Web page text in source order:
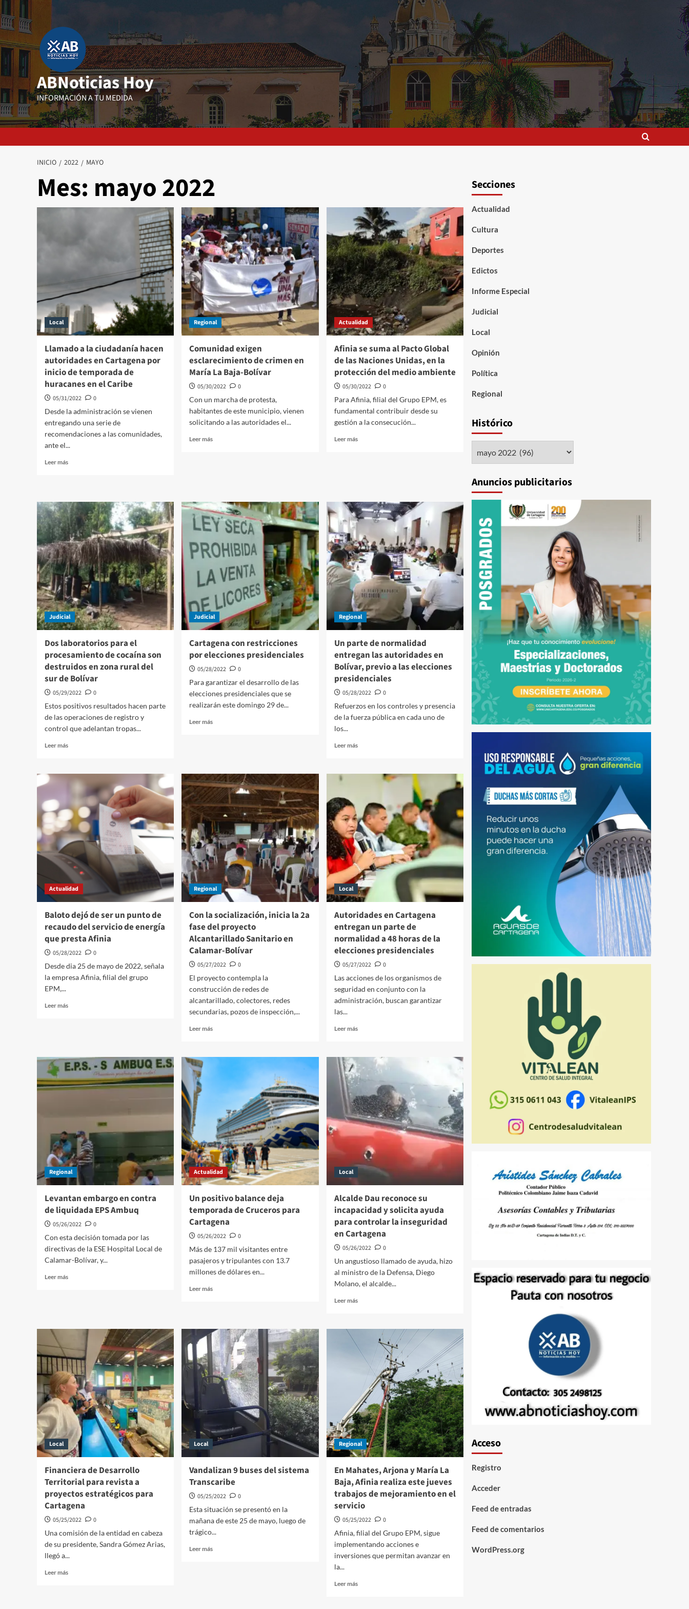
al
contenido
ABNoticias Hoy
INFORMACIÓN A TU MEDIDA
INICIO 2022 MAYO
Mes: mayo 2022
Local
Llamado a la ciudadanía hacen
autoridades en Cartagena por
inicio de temporada de
huracanes en el Caribe
05/31/2022
0
Desde la administración se vienen
entregando una serie de
recomendaciones a las comunidades,
ante el...
Leer másLeer
la
ciudadanía
hacen
autoridades
en
Cartagena
por
inicio
de
temporada
de
huracanes
en
Caribe
Regional
Comunidad exigen
esclarecimiento de crimen en
María La Baja-Bolívar
05/30/2022
0
Con un marcha de protesta,
habitantes de este municipio, vienen
solicitando a las autoridades el...
Leer másLeer
crimen
en
María
Baja-
Bolívar
Actualidad
Afinia se suma al Pacto Global
de las Naciones Unidas, en la
protección del medio ambiente
05/30/2022
0
Para Afinia, filial del Grupo EPM, es
fundamental contribuir desde su
gestión a la consecución...
Leer másLeer
Pacto
Global
las
Naciones
Unidas,
en
la
protección
del
medio
ambiente
Judicial
Dos laboratorios para el
procesamiento de cocaína son
destruidos en zona rural del
sur de Bolívar
05/29/2022
0
Estos positivos resultados hacen parte
de las operaciones de registro y
control que adelantan tropas...
Leer másLeer
Dos
laboratorios
procesamiento
de
cocaína
son
destruidos
en
zona
rural
del
Bolívar
Judicial
Cartagena con restricciones
por elecciones presidenciales
05/28/2022
0
Para garantizar el desarrollo de las
elecciones presidenciales que se
realizarán este domingo 29 de...
Leer másLeer
por
elecciones
presidenciales
Regional
Un parte de normalidad
entregan las autoridades en
Bolívar, previo a las elecciones
presidenciales
05/28/2022
0
Refuerzos en los controles y presencia
de la fuerza pública en cada uno de
los...
Leer másLeer
Un
normalidad
entregan
las
autoridades
en
Bolívar,
previo
a
las
elecciones
presidenciales
Actualidad
Baloto dejó de ser un punto de
recaudo del servicio de energía
que presta Afinia
05/28/2022
0
Desde dia 25 de mayo de 2022, señala
la empresa Afinia, filial del grupo
EPM,...
Leer másLeer
ser
un
punto
de
energía
que
presta
Afinia
Regional
Con la socialización, inicia la 2a
fase del proyecto
Alcantarillado Sanitario en
Calamar-Bolívar
05/27/2022
0
El proyecto contempla la
construcción de redes de
alcantarillado, colectores, redes
secundarias, pozos de inspección,...
Leer másLeer
Con
del
proyecto
Alcantarillado
Sanitario
en
Calamar-
Bolívar
Local
Autoridades en Cartagena
entregan un parte de
normalidad a 48 horas de la
elecciones presidenciales
05/27/2022
0
Las acciones de los organismos de
seguridad en conjunto con la
administración, buscan garantizar
las...
Leer másLeer
Autoridades
en
Cartagena
entregan
un
parte
de
normalidad
a
horas
de
Regional
Levantan embargo en contra
de liquidada EPS Ambuq
05/26/2022
0
Con esta decisión tomada por las
directivas de la ESE Hospital Local de
Calamar-Bolívar, y...
Leer másLeer
liquidada
EPS
Ambuq
Actualidad
Un positivo balance deja
temporada de Cruceros para
Cartagena
05/26/2022
0
Más de 137 mil visitantes entre
pasajeros y tripulantes con 13.7
millones de dólares en...
Leer másLeer
balance
deja
temporada
de
Cruceros
para
Cartagena
Local
Alcalde Dau reconoce su
incapacidad y solicita ayuda
para controlar la inseguridad
en Cartagena
05/26/2022
0
Un angustioso llamado de ayuda, hizo
al ministro de la Defensa, Diego
Molano, el alcalde...
Leer másLeer
Alcalde
reconoce
su
incapacidad
solicita
ayuda
para
controlar
la
inseguridad
en
Cartagena
Local
Financiera de Desarrollo
Territorial para revista a
proyectos estratégicos para
Cartagena
05/25/2022
0
Una comisión de la entidad en cabeza
de su presidente, Sandra Gómez Arias,
llegó a...
Leer másLeer
Local
Vandalizan 9 buses del sistema
Transcaribe
05/25/2022
0
Esta situación se presentó en la
mañana de este 25 de mayo, luego de
trágico...
Leer másLeer
Regional
En Mahates, Arjona y María La
Baja, Afinia realiza este jueves
trabajos de mejoramiento en el
servicio
05/25/2022
0
Afinia, filial del Grupo EPM, sigue
implementando acciones e
inversiones que permitan avanzar en
la...
Leer másLeer
Secciones
Actualidad
Cultura
Deportes
Edictos
Informe Especial
Judicial
Local
Opinión
Política
Regional
Histórico
Anuncios publicitarios
Acceso
Registro
Acceder
Feed de entradas
Feed de comentarios
WordPress.org